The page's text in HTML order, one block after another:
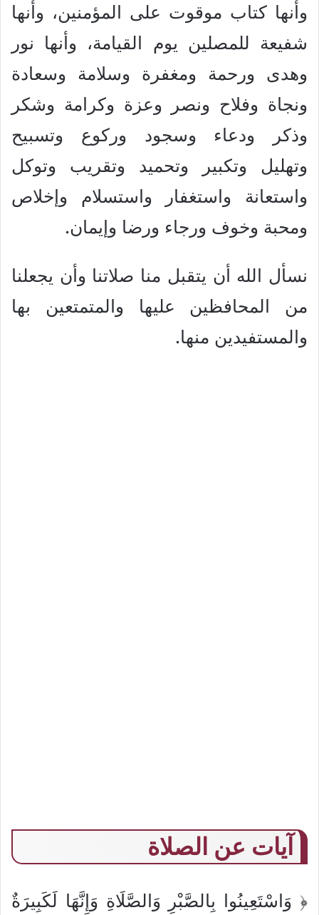
وأنها كتاب موقوت على المؤمنين، وأنها
شفيعة للمصلين يوم القيامة، وأنها نور
وهدى ورحمة ومغفرة وسلامة وسعادة
ونجاة وفلاح ونصر وعزة وكرامة وشكر
وذكر ودعاء وسجود وركوع وتسبيح
وتهليل وتكبير وتحميد وتقريب وتوكل
واستعانة واستغفار واستسلام وإخلاص
ومحبة وخوف ورجاء ورضا وإيمان.
نسأل الله أن يتقبل منا صلاتنا وأن يجعلنا
من المحافظين عليها والمتمتعين بها
والمستفيدين منها.
آيات عن الصلاة
﴿ وَاسْتَعِينُوا بِالصَّبْرِ وَالصَّلَاةِ وَإِنَّهَا لَكَبِيرَةٌ